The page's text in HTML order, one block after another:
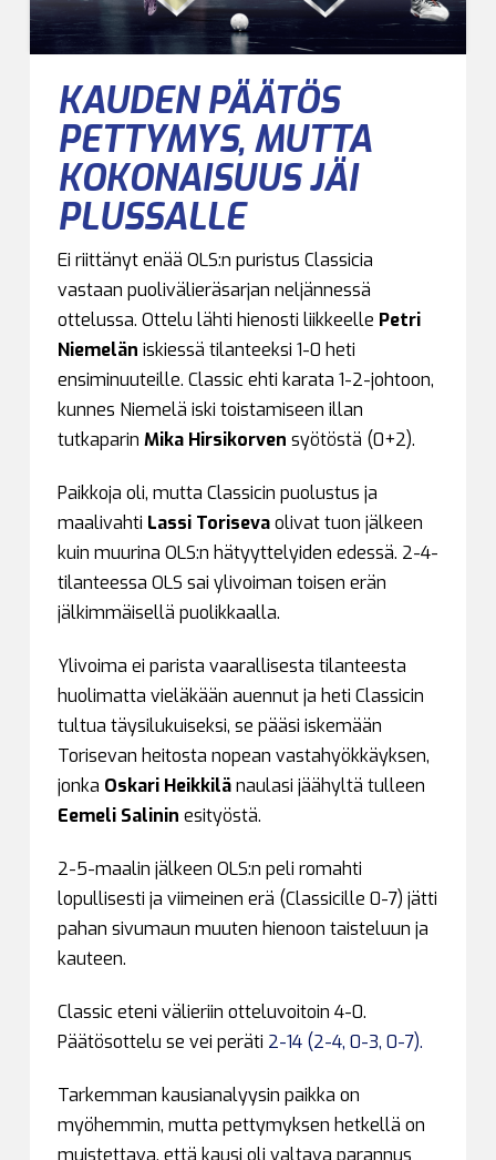
KAUDEN PÄÄTÖS
PETTYMYS, MUTTA
KOKONAISUUS JÄI
PLUSSALLE
Ei riittänyt enää OLS:n puristus Classicia
vastaan puolivälieräsarjan neljännessä
ottelussa. Ottelu lähti hienosti liikkeelle Petri
Niemelän iskiessä tilanteeksi 1-0 heti
ensiminuuteille. Classic ehti karata 1-2-johtoon,
kunnes Niemelä iski toistamiseen illan
tutkaparin Mika Hirsikorven syötöstä (0+2).
Paikkoja oli, mutta Classicin puolustus ja
maalivahti Lassi Torisevaolivat tuon jälkeen
kuin muurina OLS:n hätyyttelyiden edessä. 2-4-
tilanteessa OLS sai ylivoiman toisen erän
jälkimmäisellä puolikkaalla.
Ylivoima ei parista vaarallisesta tilanteesta
huolimatta vieläkään auennut ja heti Classicin
tultua täysilukuiseksi, se pääsi iskemään
Torisevan heitosta nopean vastahyökkäyksen,
jonka Oskari Heikkilänaulasi jäähyltä tulleen
Eemeli Salinin esityöstä.
2-5-maalin jälkeen OLS:n peli romahti
lopullisesti ja viimeinen erä (Classicille 0-7) jätti
pahan sivumaun muuten hienoon taisteluun ja
kauteen.
Classic eteni välieriin otteluvoitoin 4-0.
Päätösottelu se vei peräti 2-14 (2-4, 0-3, 0-7).
Tarkemman kausianalyysin paikka on
myöhemmin, mutta pettymyksen hetkellä on
muistettava, että kausi oli valtava parannus